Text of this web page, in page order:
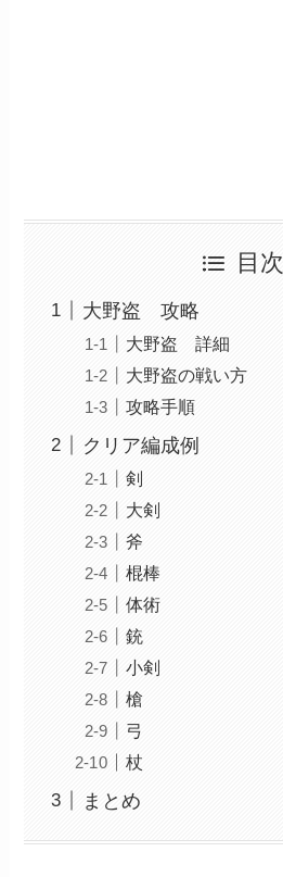
目次
大野盗 攻略
大野盗 詳細
大野盗の戦い方
攻略手順
クリア編成例
剣
大剣
斧
棍棒
体術
銃
小剣
槍
弓
杖
まとめ